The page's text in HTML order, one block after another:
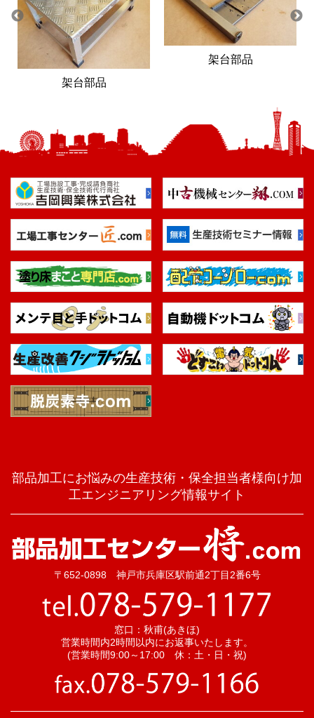
架台部品
架台部品
部品加工にお悩みの生産技術・保全担当者様向け加
工エンジニアリング情報サイト
〒652-0898 神戸市兵庫区駅前通2丁目2番6号
窓口：秋甫(あきほ)
営業時間内2時間以内にお返事いたします。
(営業時間9:00～17:00 休：土・日・祝)